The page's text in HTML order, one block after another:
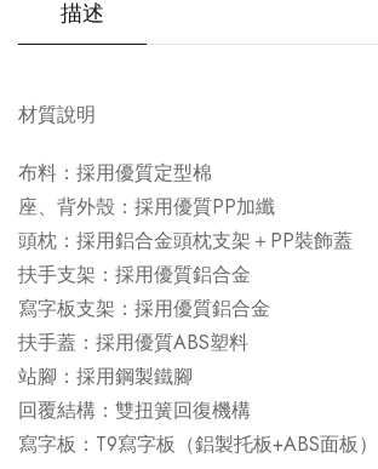
描述
材質說明
布料：採用優質定型棉
座、背外殼：採用優質PP加纖
頭枕：採用鋁合金頭枕支架＋PP裝飾蓋
扶手支架：採用優質鋁合金
寫字板支架：採用優質鋁合金
扶手蓋：採用優質ABS塑料
站腳：採用鋼製鐵腳
回覆結構：雙扭簧回復機構
寫字板：T9寫字板（鋁製托板+ABS面板）